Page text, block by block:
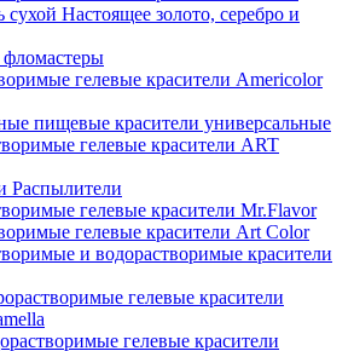
сухой Настоящее золото, серебро и
гелевые красители Americolor
пищевые красители универсальные
гелевые красители ART
Распылители
гелевые красители Mr.Flavor
гелевые красители Art Color
и водорастворимые красители
гелевые красители
гелевые красители